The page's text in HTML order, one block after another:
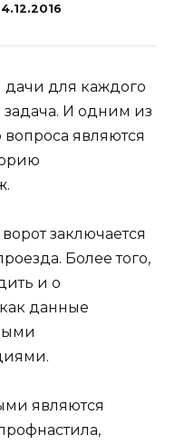
дачи для каждого
И одним из
являются
заключается
Более того,
и о
как данные
являются